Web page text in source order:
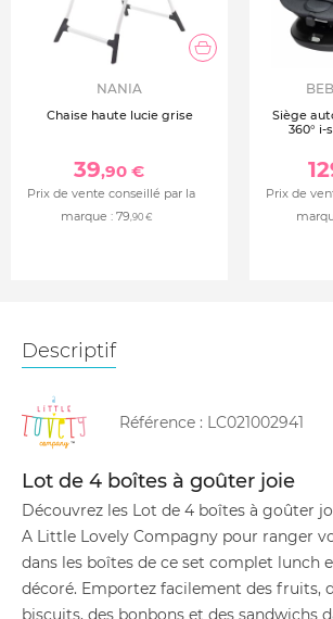
NANIA
Chaise haute lucie grise
39,90 €
Prix de vente conseillé par la
marque : 79,90 €
Siège
360°
Prix de
Descriptif
Référence : LC021002941
Lot de 4 boîtes à goûter joie
Découvrez les Lot de 4 boîtes à goûter
A Little Lovely Compagny pour ranger
dans les boîtes de ce set complet lunch
décoré. Emportez facilement des fruits,
biscuits, des bonbons et des sandwichs